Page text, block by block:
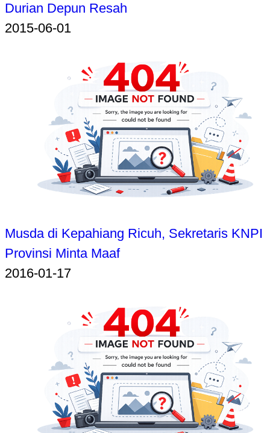
Durian Depun Resah
2015-06-01
Musda di Kepahiang Ricuh, Sekretaris KNPI
Provinsi Minta Maaf
2016-01-17